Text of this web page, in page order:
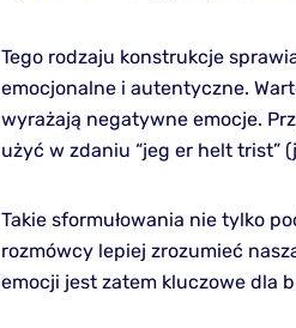
Tego rodzaju konstrukcje
emocjonalne i autentyczne.
wyrażają negatywne emocje.
użyć w zdaniu “jeg er helt trist”
Takie sformułowania nie tylko
rozmówcy lepiej zrozumieć
emocji jest zatem kluczowe dla